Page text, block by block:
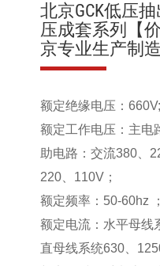
北京GCK低压
压成套系列【
京专业生产制造
额定绝缘电压：660V;
额定工作电压：主电
助电路：交流380、
220、110V；
额定频率：50-60hz ；
额定电流：水平母线
直母线系统630、